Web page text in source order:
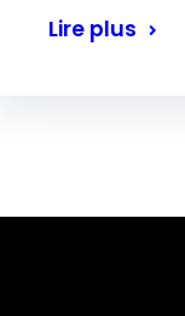
Lire plus